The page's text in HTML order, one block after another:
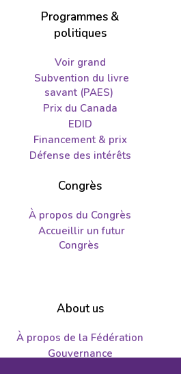
Programmes &
politiques
Voir grand
Subvention du livre
savant (PAES)
Prix du Canada
EDID
Financement & prix
Défense des intérêts
Congrès
À propos du Congrès
Accueillir un futur
Congrès
About us
À propos de la Fédération
Gouvernance